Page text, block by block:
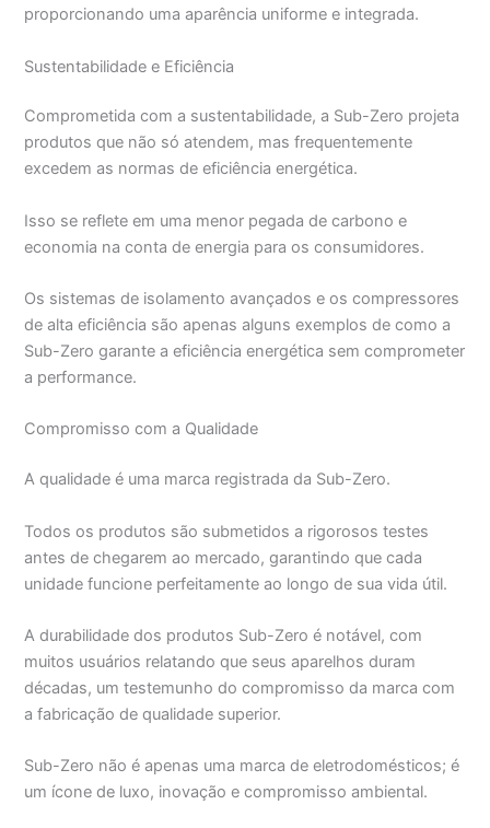
proporcionando uma aparência uniforme e integrada.
Sustentabilidade e Eficiência
Comprometida com a sustentabilidade, a Sub-Zero projeta
produtos que não só atendem, mas frequentemente
excedem as normas de eficiência energética.
Isso se reflete em uma menor pegada de carbono e
economia na conta de energia para os consumidores.
Os sistemas de isolamento avançados e os compressores
de alta eficiência são apenas alguns exemplos de como a
Sub-Zero garante a eficiência energética sem comprometer
a performance.
Compromisso com a Qualidade
A qualidade é uma marca registrada da Sub-Zero.
Todos os produtos são submetidos a rigorosos testes
antes de chegarem ao mercado, garantindo que cada
unidade funcione perfeitamente ao longo de sua vida útil.
A durabilidade dos produtos Sub-Zero é notável, com
muitos usuários relatando que seus aparelhos duram
décadas, um testemunho do compromisso da marca com
a fabricação de qualidade superior.
Sub-Zero não é apenas uma marca de eletrodomésticos; é
um ícone de luxo, inovação e compromisso ambiental.